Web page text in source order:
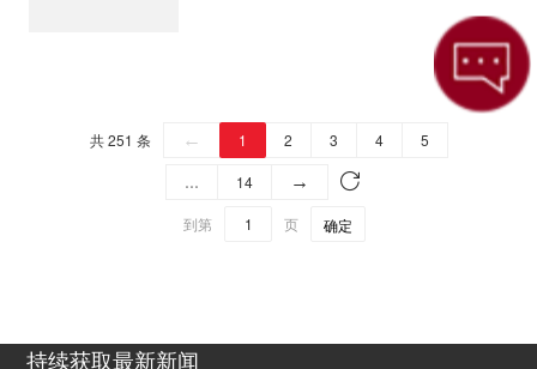
共 251 条 ← 1 2 3 4 5
… 14 →
到第 页 确定
持续获取最新新闻